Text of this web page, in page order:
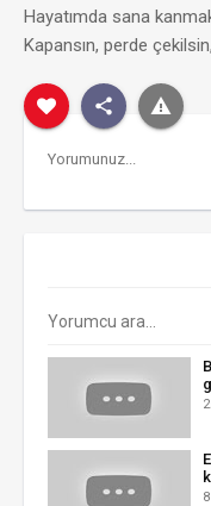
Hayatımda sana
Kapansın, perde